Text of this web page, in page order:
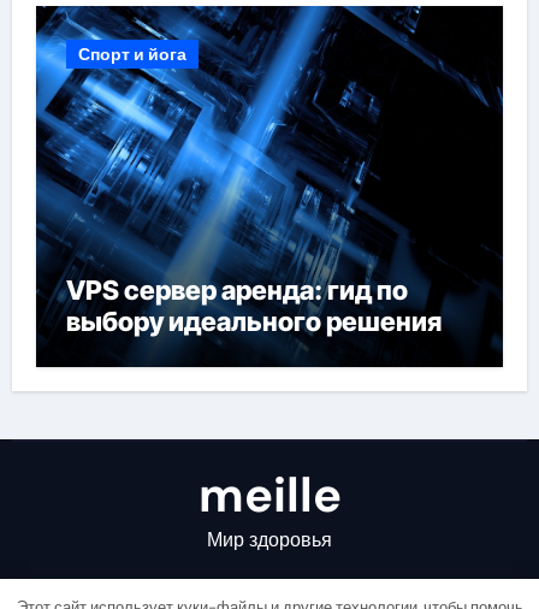
Спорт и йога
VPS сервер аренда: гид по
выбору идеального решения
meille
Мир здоровья